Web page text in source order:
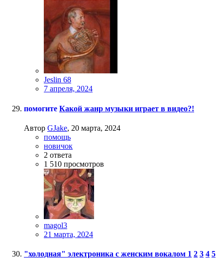
Jeslin 68
7 апреля, 2024
помогите Какой жанр музыки играет в видео?!
Автор GJake, 20 марта, 2024
помощь
новичок
2 ответа
1 510 просмотров
magol3
21 марта, 2024
"холодная" электроника с женским вокалом 1 2 3 4 5